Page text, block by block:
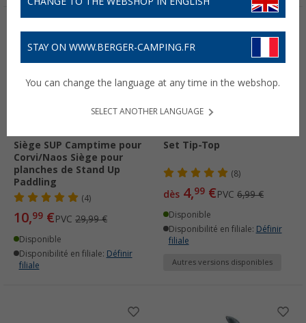
-63%
Siège SUP Camptime pour
Corvi/Naos Siège pour
planches de Stand Up
Paddling
(4)
10,99 €PVC 29,99 €
Disponible
Disponibilité en filiale: Définir
filiale
-28%
Set Tip-Top
(8)
dès 4,99 €PVC 6,99 €
Disponible
Disponibilité en filiale: Définir
filiale
Autres versions disponibles
STAY ON WWW.BERGER-CAMPING.FR
You can change the language at any time in the webshop.
SELECT ANOTHER LANGUAGE